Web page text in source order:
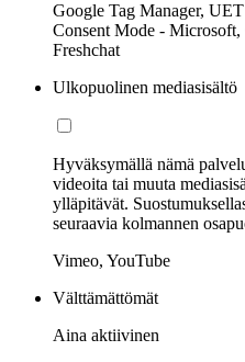
Google Tag Manager,
Consent Mode -
Freshchat
Ulkopuolinen mediasisältö
Hyväksymällä nämä
videoita tai muuta
ylläpitävät.
seuraavia kolmannen
Vimeo, YouTube
Välttämättömät
Aina aktiivinen